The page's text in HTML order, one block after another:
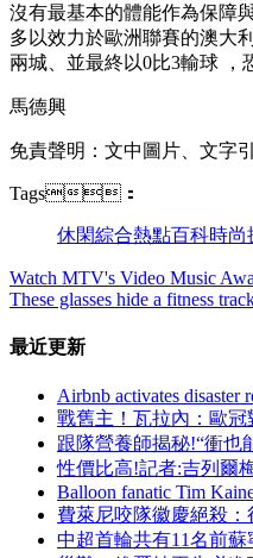
沒有最基本的體能作為保障與支
多以效力於歐洲聯賽的澳大利亞
兩城、並最終以0比3輸球
馬德興
免責聲明 ：文中圖片、文
Tags：
休閑綜合熱點百科時尚
Watch MTV's Video Music
These glasses hide a fitness
最近更新
Airbnb activates disaster
戰舊主 ！瓦拉內 
跟隊營養師揭秘!“衝也
性價比高!記者:吉列爾
Balloon fanatic Tim
費萊尼咬隊徽慶絕殺
中超首輪共有11名前